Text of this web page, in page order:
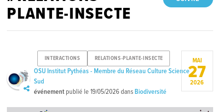
PLANTE-INSECTE
INTERACTIONS RELATIONS-PLANTE-INSECTE
OSU Institut Pythéas - Membre du Réseau Culture Science
Sud
événement publié le19/05/2026dans Biodiversité
MAI
27
2026